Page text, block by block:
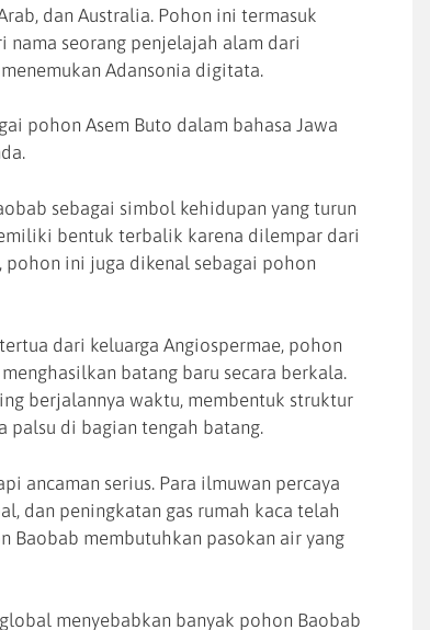
dan Australia. Pohon ini termasuk
nama seorang penjelajah alam dari
Adansonia digitata.
pohon Asem Buto dalam bahasa Jawa
sebagai simbol kehidupan yang turun
bentuk terbalik karena dilempar dari
pohon ini juga dikenal sebagai pohon
dari keluarga Angiospermae, pohon
batang baru secara berkala.
berjalannya waktu, membentuk struktur
palsu di bagian tengah batang.
ancaman serius. Para ilmuwan percaya
dan peningkatan gas rumah kaca telah
Baobab membutuhkan pasokan air yang
menyebabkan banyak pohon Baobab